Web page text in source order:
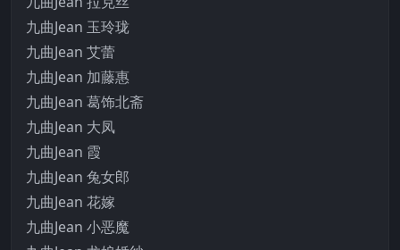
九曲Jean 玉玲珑
九曲Jean 艾蕾
九曲Jean 加藤惠
九曲Jean 葛饰北斋
九曲Jean 大凤
九曲Jean 霞
九曲Jean 兔女郎
九曲Jean 花嫁
九曲Jean 小恶魔